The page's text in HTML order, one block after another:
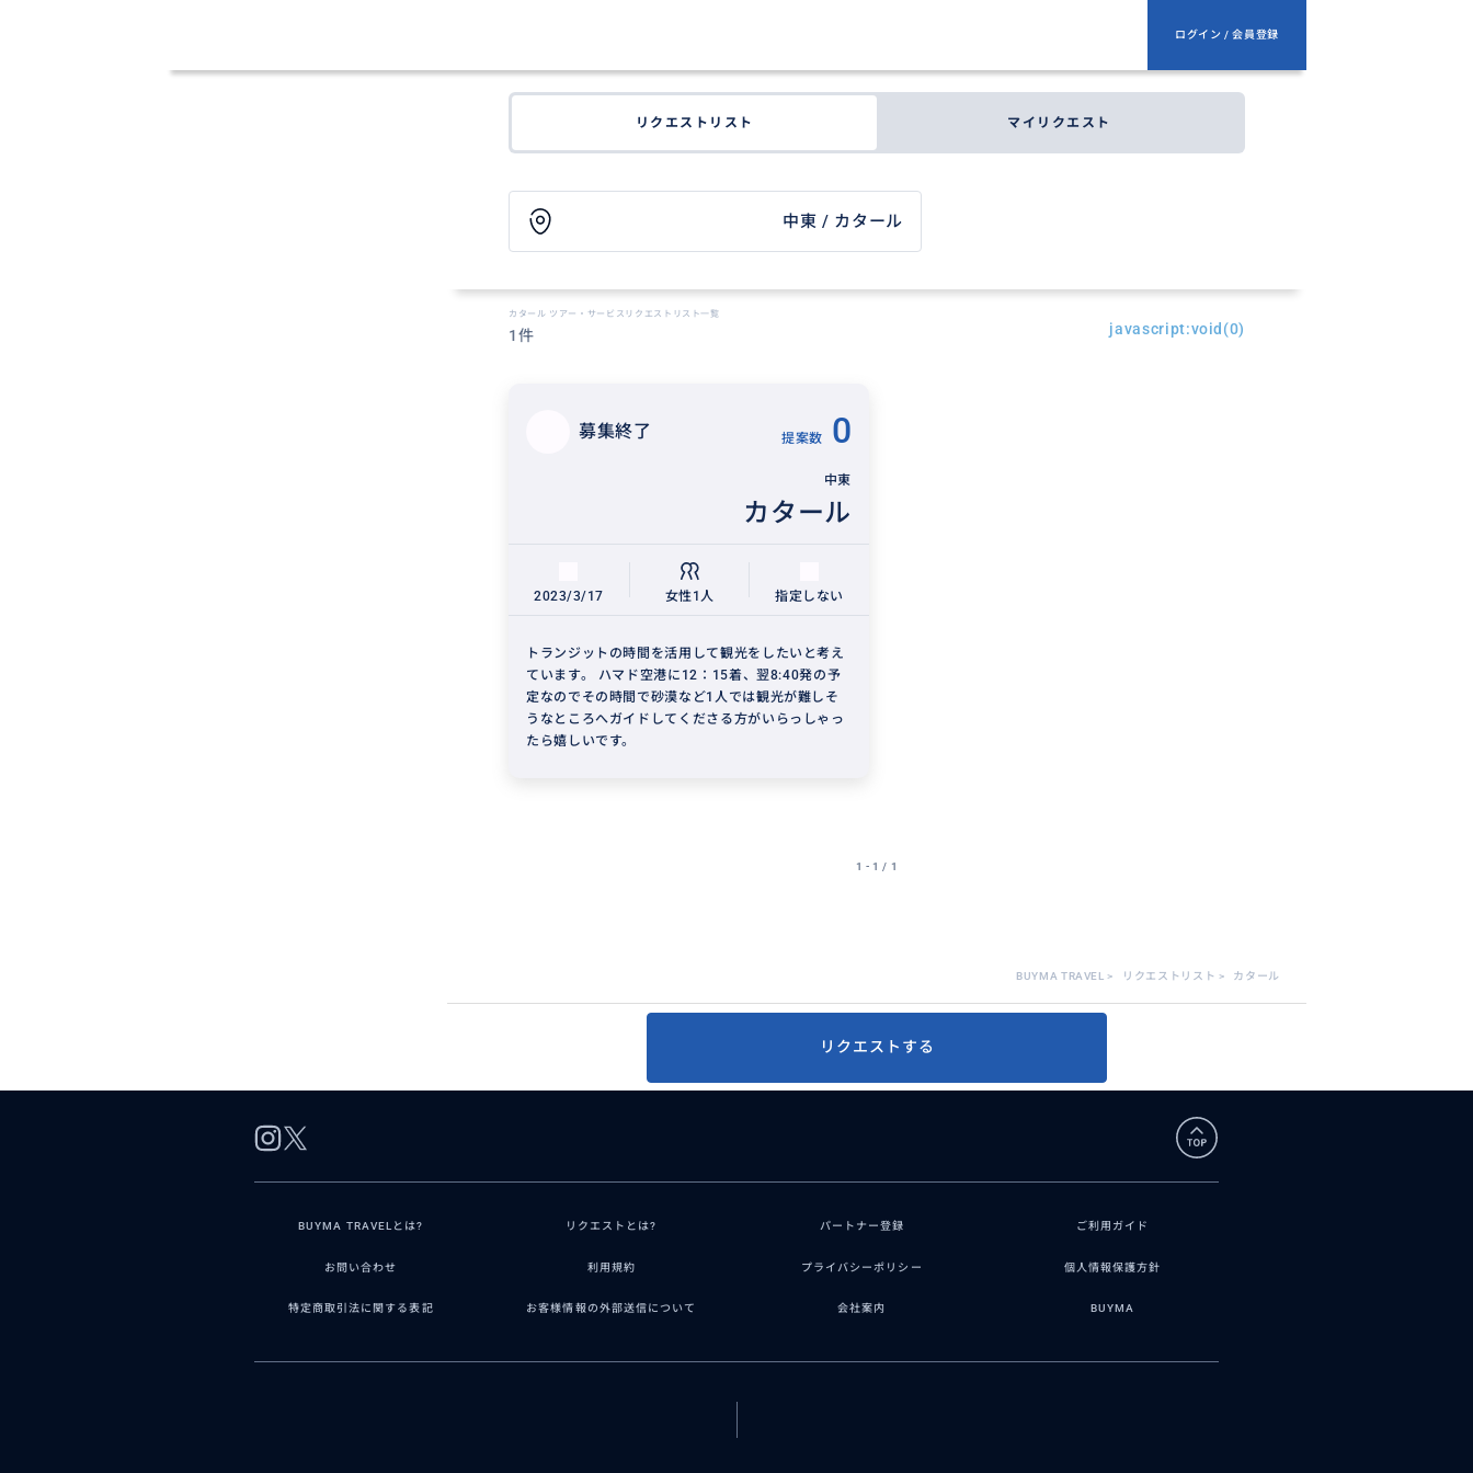
ログイン / 会員登録
リクエストリスト マイリクエスト
中東 / カタール
カタール ツアー・サービスリクエストリスト一覧
1件 javascript:void(0)
募集終了 提案数 0
中東
カタール
2023/3/17 女性1人 指定しない
トランジットの時間を活用して観光をしたいと考え
ています。 ハマド空港に12：15着、翌8:40発の予
定なのでその時間で砂漠など1人では観光が難しそ
うなところへガイドしてくださる方がいらっしゃっ
たら嬉しいです。
1 - 1 / 1
BUYMA TRAVEL > リクエストリスト > カタール
リクエストする
BUYMA TRAVELとは? リクエストとは? パートナー登録 ご利用ガイド
お問い合わせ 利用規約 プライバシーポリシー 個人情報保護方針
特定商取引法に関する表記 お客様情報の外部送信について 会社案内 BUYMA